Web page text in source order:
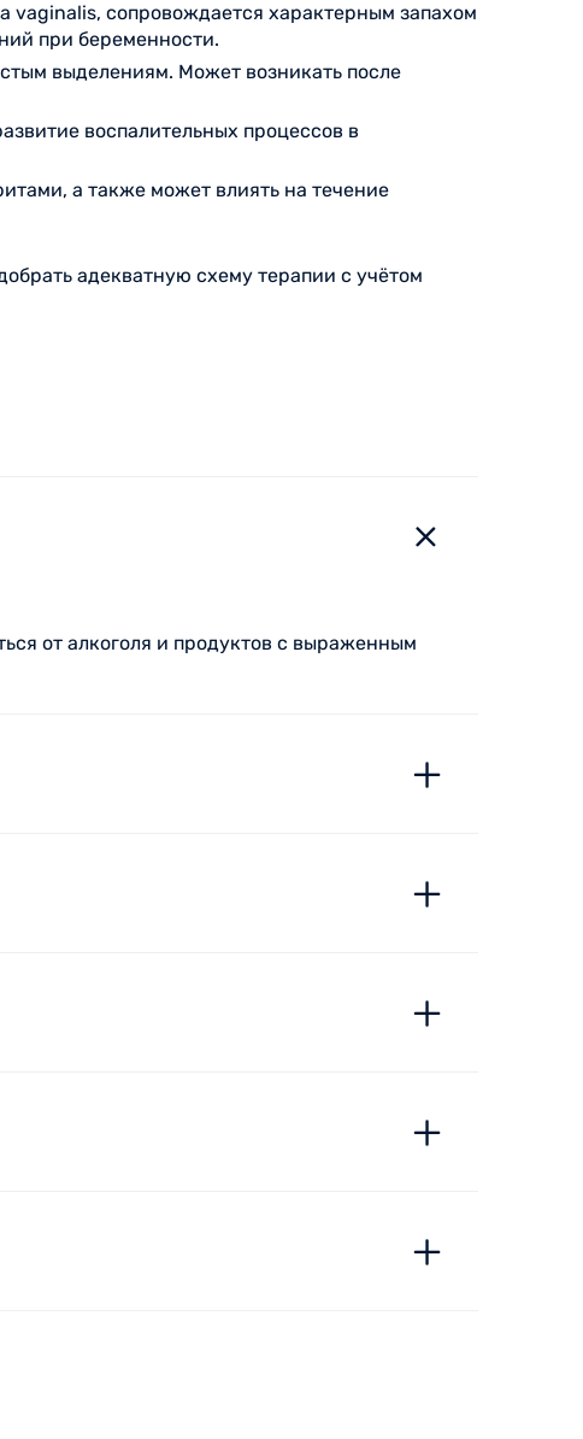
vaginalis, сопровождается характерным запахом
при беременности.
выделениям. Может возникать после
воспалительных процессов в
а также может влиять на течение
адекватную схему терапии с учётом
от алкоголя и продуктов с выраженным